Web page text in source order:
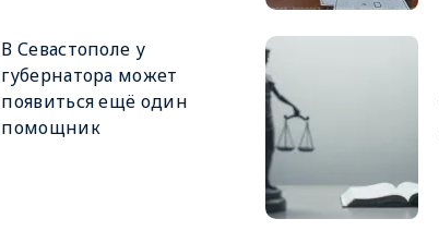
В Севастополе у
губернатора может
появиться ещё один
помощник